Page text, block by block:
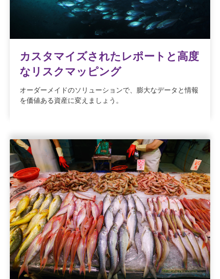
カスタマイズされたレポートと高度
なリスクマッピング
オーダーメイドのソリューションで、膨大なデータと情報
を価値ある資産に変えましょう。